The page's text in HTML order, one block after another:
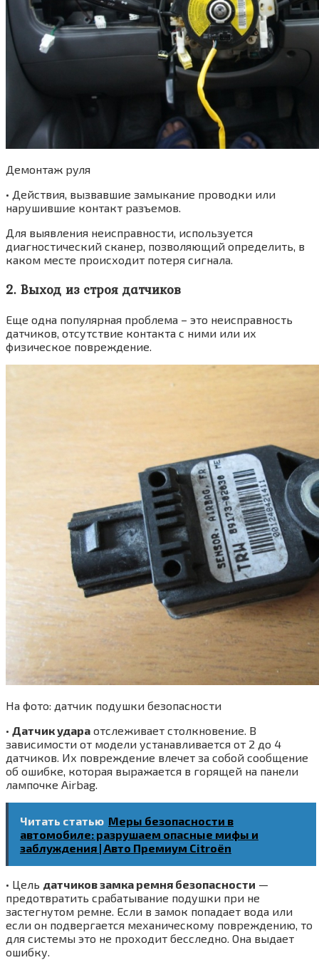
Демонтаж руля
• Действия, вызвавшие замыкание проводки или
нарушившие контакт разъемов.
Для выявления неисправности, используется
диагностический сканер, позволяющий определить, в
каком месте происходит потеря сигнала.
2. Выход из строя датчиков
Еще одна популярная проблема – это неисправность
датчиков, отсутствие контакта с ними или их
физическое повреждение.
На фото: датчик подушки безопасности
• Датчик удара отслеживает столкновение. В
зависимости от модели устанавливается от 2 до 4
датчиков. Их повреждение влечет за собой сообщение
об ошибке, которая выражается в горящей на панели
лампочке Airbag.
Читать статью Меры безопасности в
автомобиле: разрушаем опасные мифы и
заблуждения | Авто Премиум Citroёn
• Цель датчиков замка ремня безопасности —
предотвратить срабатывание подушки при не
застегнутом ремне. Если в замок попадает вода или
если он подвергается механическому повреждению, то
для системы это не проходит бесследно. Она выдает
ошибку.